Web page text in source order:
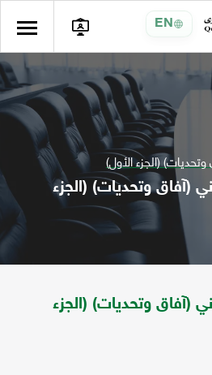
EN
(الجزء الأول)
(آفاق وتحديات) (الجزء
(آفاق وتحديات) (الجزء